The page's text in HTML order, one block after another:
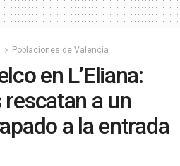
Poblaciones de Valencia
en L’Eliana:
a un
a la entrada